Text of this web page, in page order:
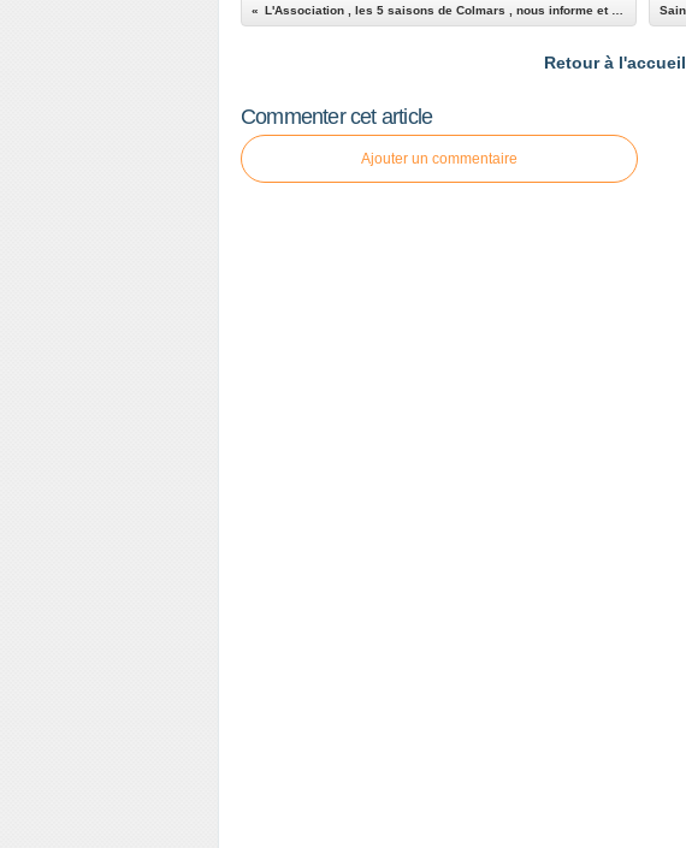
Retour à l'accueil
Commenter cet article
Ajouter un commentaire